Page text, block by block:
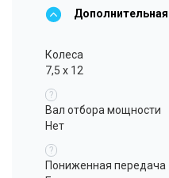
Колеса
7,5 х 12
?
Вал отбора мощности
Нет
?
Пониженная передача